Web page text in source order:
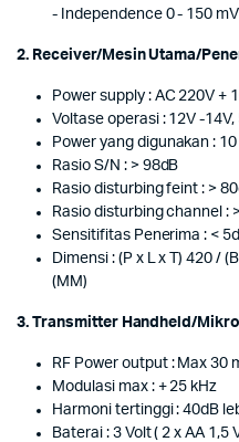
- Independence 0 - 150
2. Receiver/Mesin Utama/
Power supply : AC 220V +
Voltase operasi : 12V -
Power yang digunakan :
Rasio S/N : > 98dB
Rasio disturbing feint : >
Rasio disturbing channel :
Sensitifitas Penerima : <
Dimensi : (P x L x T) 420 /
(MM)
3. Transmitter Handheld/
RF Power output : Max 30
Modulasi max : + 25 kHz
Harmoni tertinggi : 40dB
Baterai : 3 Volt ( 2 x AA 1,5